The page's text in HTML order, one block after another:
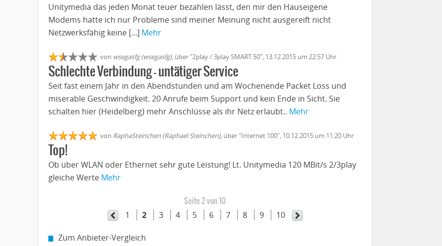
Unitymedia das jeden Monat teuer bezahlen lässt, den mir den Hauseigene
Modems hatte ich nur Probleme sind meiner Meinung nicht ausgereift nicht
Netzwerksfähig keine [...] Mehr
von wsegasfg (wsegasfg), über "2play / 3play SMART 50", 13.12.2015 um 22:57 Uhr
Schlechte Verbindung - untätiger Service
Seit fast einem Jahr in den Abendstunden und am Wochenende Packet Loss und
miserable Geschwindigkeit. 20 Anrufe beim Support und kein Ende in Sicht. Sie
schalten hier (Heidelberg) mehr Anschlüsse als ihr Netz erlaubt.. Mehr
von RaphaSteinchen (Raphael Steinchen), über "Internet 100", 10.12.2015 um 11:20 Uhr
Top!
Ob über WLAN oder Ethernet sehr gute Leistung! Lt. Unitymedia 120 MBit/s 2/3play
gleiche Werte Mehr
Seite 2 von 10
1 2 3 4 5 6 7 8 9 10
Zum Anbieter-Vergleich